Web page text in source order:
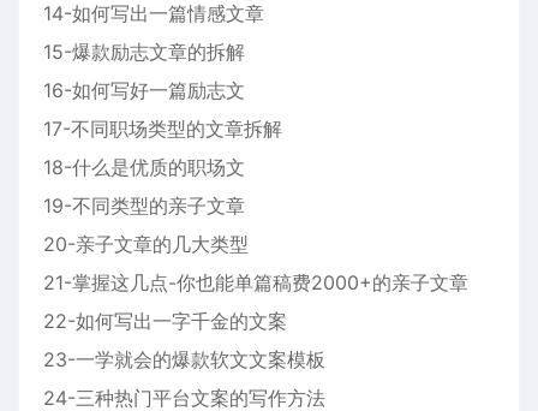
14-如何写出一篇情感文章
15-爆款励志文章的拆解
16-如何写好一篇励志文
17-不同职场类型的文章拆解
18-什么是优质的职场文
19-不同类型的亲子文章
20-亲子文章的几大类型
21-掌握这几点-你也能单篇稿费2000+的亲子文章
22-如何写出一字千金的文案
23-一学就会的爆款软文文案模板
24-三种热门平台文案的写作方法